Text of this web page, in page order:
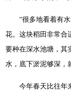
“很多地看着有
花。这块稻田非常合
要种在深水池塘，其
水，底下淤泥够深，
今年春天比往年